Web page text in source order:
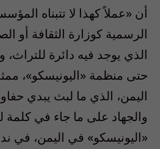
أن «عملاً كهذا لا تتبناه
الرسمية كوزارة الثقافة أو
الذي يوجد فيه دائرة
حتى منظمة «اليونيسكو»،
اليمن، الذي ما لبث يبدي
والجهاد على ما جاء في
«اليونيسكو» في اليمن، في